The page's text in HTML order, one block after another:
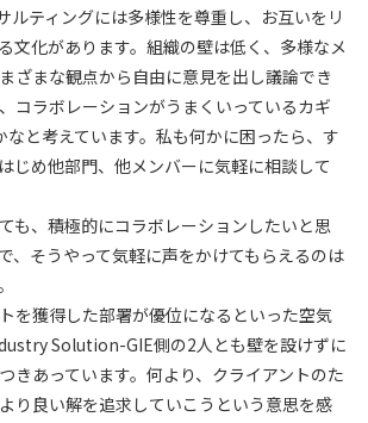
ルティングには多様性を尊重し、お互いをリ
文化があります。組織の壁は低く、多様なメ
ざまな観点から自由に意見を出し議論でき
コラボレーションがうまくいっているカギ
なと考えています。私も何かに困ったら、す
じめ他部門、他メンバーに気軽に相談して
も、積極的にコラボレーションしたいと思
、そうやって気軽に声をかけてもらえるのは
を獲得した部署が優位になるといった空気
Solution-GIE側の2人とも壁を設けずに
きあっています。何より、クライアントのた
り良い解を追求していこうという意思を感